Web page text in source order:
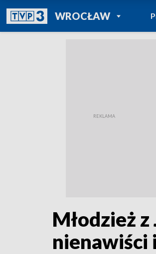
WROCŁAWPOWRÓT DO
TVP REGIONY
Młodzież
nienawiści